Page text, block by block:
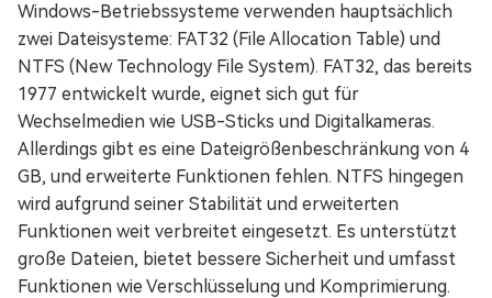
Windows-Betriebssysteme verwenden hauptsächlich
zwei Dateisysteme: FAT32 (File Allocation Table) und
NTFS (New Technology File System). FAT32, das bereits
1977 entwickelt wurde, eignet sich gut für
Wechselmedien wie USB-Sticks und Digitalkameras.
Allerdings gibt es eine Dateigrößenbeschränkung von 4
GB, und erweiterte Funktionen fehlen. NTFS hingegen
wird aufgrund seiner Stabilität und erweiterten
Funktionen weit verbreitet eingesetzt. Es unterstützt
große Dateien, bietet bessere Sicherheit und umfasst
Funktionen wie Verschlüsselung und Komprimierung.